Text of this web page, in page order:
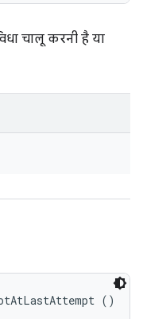
चालू करनी है या
()